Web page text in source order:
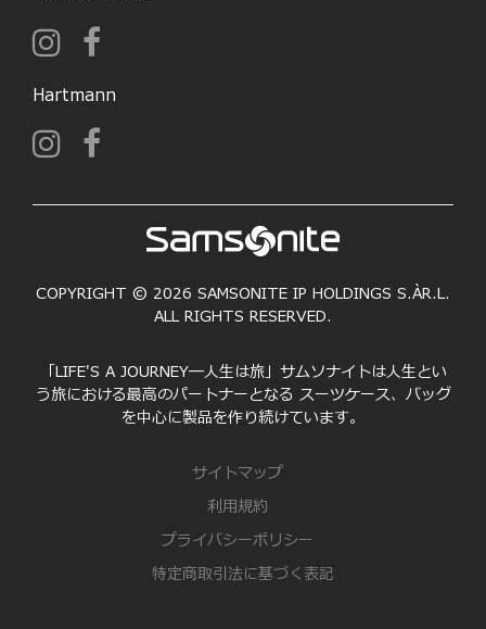
Hartmann
COPYRIGHT © 2026 SAMSONITE IP HOLDINGS S.ÀR.L.
ALL RIGHTS RESERVED.
「LIFE'S A JOURNEY―人生は旅」サムソナイトは人生とい
う旅における最高のパートナーとなる スーツケース、バッグ
を中心に製品を作り続けています。
サイトマップ
利用規約
プライバシーポリシー
特定商取引法に基づく表記